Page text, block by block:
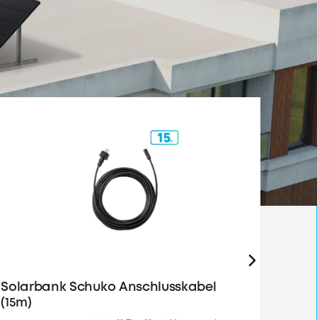
Solarbank Schuko Anschlusskabel
(15m)